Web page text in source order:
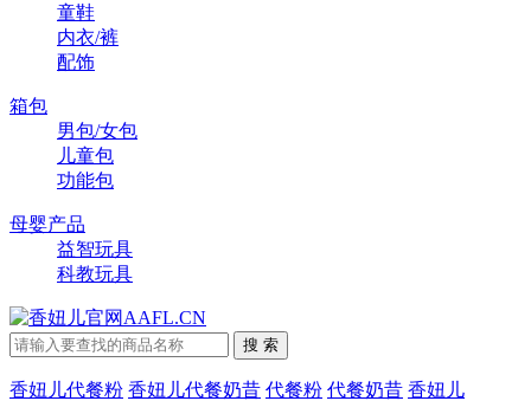
童鞋
内衣/裤
配饰
箱包
男包/女包
儿童包
功能包
母婴产品
益智玩具
科教玩具
香妞儿代餐粉 香妞儿代餐奶昔 代餐粉 代餐奶昔 香妞儿